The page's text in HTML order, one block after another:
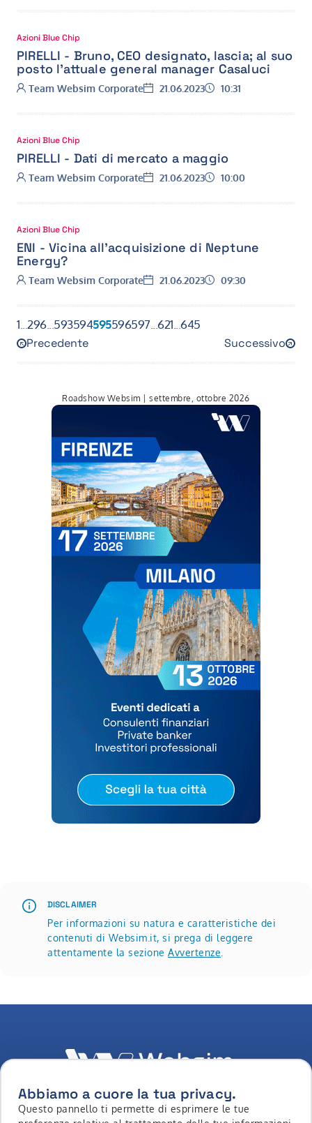
Azioni Blue Chip
PIRELLI - Bruno, CEO designato, lascia; al suo
posto l’attuale general manager Casaluci
Autore:
Team Websim Corporate Data:
21.06.2023 Ora:
10:31
Azioni Blue Chip
PIRELLI - Dati di mercato a maggio
Autore:
Team Websim Corporate Data:
21.06.2023 Ora:
10:00
Azioni Blue Chip
ENI - Vicina all’acquisizione di Neptune
Energy?
Autore:
Team Websim Corporate Data:
21.06.2023 Ora:
09:30
1 296... 593594595596597... 621 645
Precedente
594 Successivo596
Roadshow Websim | settembre, ottobre 2026
DISCLAIMER
Per informazioni su natura e caratteristiche dei
contenuti di Websim.it, si prega di leggere
attentamente la sezione Avvertenze
LinkedIn Youtube Whatsapp Facebook Instagram
Abbiamo a cuore la tua privacy.
Questo pannello ti permette di esprimere le tue